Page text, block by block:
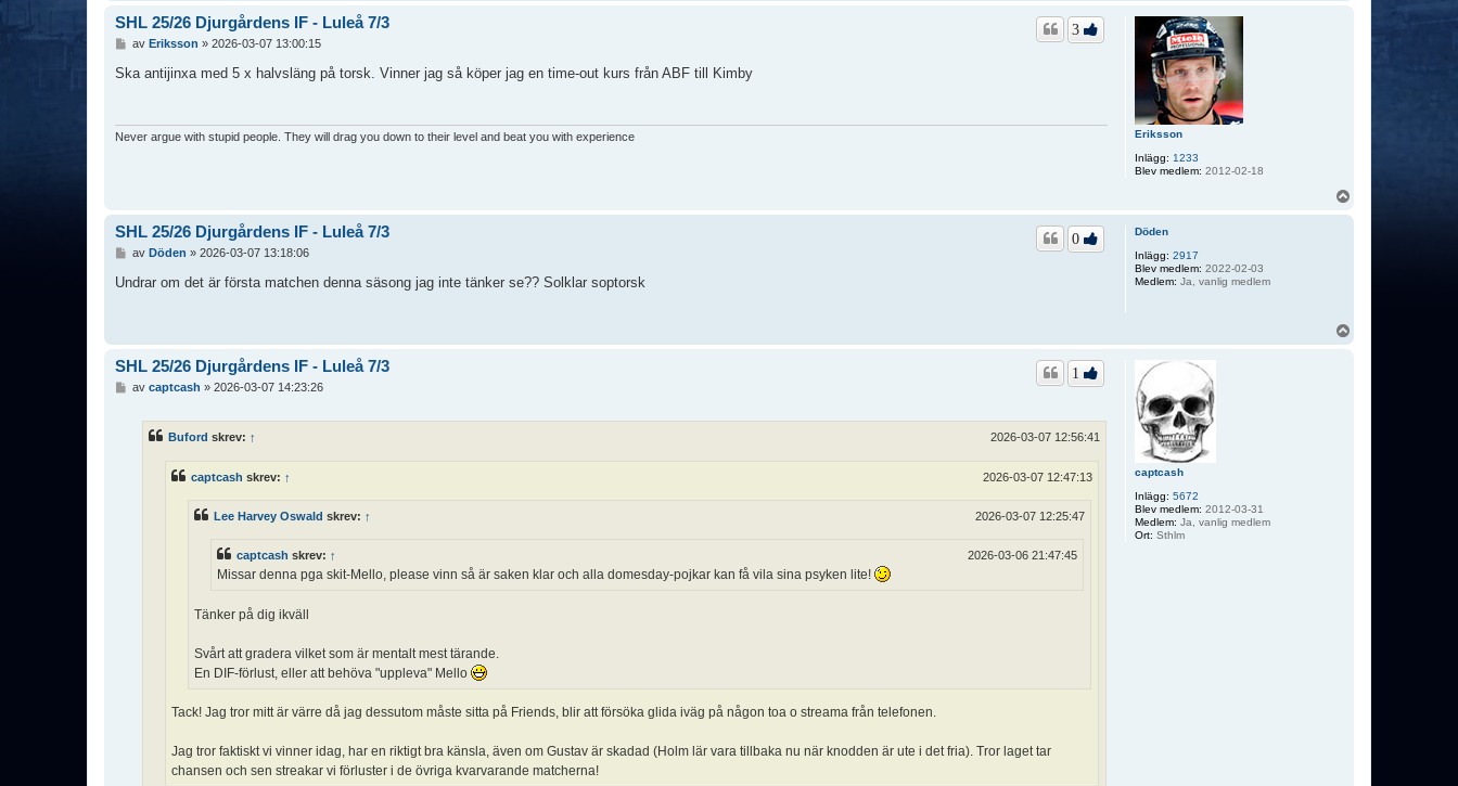
Eriksson
Inlägg: 1233
Blev medlem: 2012-02-18
SHL 25/26 Djurgårdens IF - Luleå 7/3 3
l
av Eriksson » 2026-03-07 13:00:15
Ska antijinxa med 5 x halvsläng på torsk. Vinner jag så köper jag en time-out kurs från ABF till Kimby
Never argue with stupid people. They will drag you down to their level and beat you with experience
Döden
Inlägg: 2917
Blev medlem: 2022-02-03
Medlem: Ja, vanlig medlem
SHL 25/26 Djurgårdens IF - Luleå 7/3 0
l
av Döden » 2026-03-07 13:18:06
Undrar om det är första matchen denna säsong jag inte tänker se?? Solklar soptorsk
captcash
Inlägg: 5672
Blev medlem: 2012-03-31
Medlem: Ja, vanlig medlem
Ort: Sthlm
SHL 25/26 Djurgårdens IF - Luleå 7/3 1
av captcash » 2026-03-07 14:23:26
Buford skrev: ↑ 2026-03-07 12:56:41
captcash skrev: ↑ 2026-03-07 12:47:13
Lee Harvey Oswald skrev: ↑ 2026-03-07 12:25:47
captcash skrev: ↑ 2026-03-06 21:47:45
Missar denna pga skit-Mello, please vinn så är saken klar och alla domesday-pojkar kan få vila sina psyken lite!
Tänker på dig ikväll
Svårt att gradera vilket som är mentalt mest tärande.
En DIF-förlust, eller att behöva "uppleva" Mello
Tack! Jag tror mitt är värre då jag dessutom måste sitta på Friends, blir att försöka glida iväg på någon toa o streama från telefonen.
Jag tror faktiskt vi vinner idag, har en riktigt bra känsla, även om Gustav är skadad (Holm lär vara tillbaka nu när knodden är ute i det fria). Tror laget tar
chansen och sen streakar vi förluster i de övriga kvarvarande matcherna!